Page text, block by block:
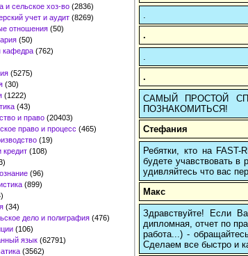
и сельское хоз-во (2836)
учет и аудит (8269)
отношения (50)
(50)
кафедра (762)
(5275)
(30)
(1222)
(43)
и право (20403)
право и процесс (465)
(19)
кредит (108)
(96)
(899)
(34)
дело и полиграфия (476)
(106)
язык (62791)
(3562)
.
.
.
.
САМЫЙ ПРОСТОЙ
ПОЗНАКОМИТЬСЯ!
Стефания
Ребятки, кто на FAST-
будете учавствовать в
удивляйтесь что вас
Макс
Здравствуйте! Если
дипломная, отчет по
работа...) -
Сделаем все быстро и